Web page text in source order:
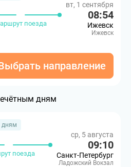
поезда
вт, 1 сентября
08:54
Ижевск
Ижевск
направление
дням
дням
поезда
ср, 5 августа
09:10
Санкт-Петербург
Ладожский Вокзал